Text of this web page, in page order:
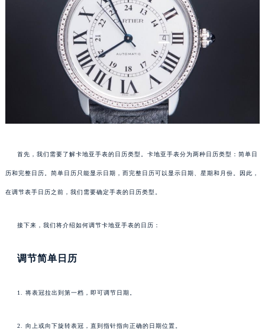
首先，我们需要了解卡地亚手表的日历类型。卡地亚手表分为两种日历类型：简单日
历和完整日历。简单日历只能显示日期，而完整日历可以显示日期、星期和月份。因此，
在调节表手日历之前，我们需要确定手表的日历类型。
接下来，我们将介绍如何调节卡地亚手表的日历：
调节简单日历
1. 将表冠拉出到第一档，即可调节日期。
2. 向上或向下旋转表冠，直到指针指向正确的日期位置。